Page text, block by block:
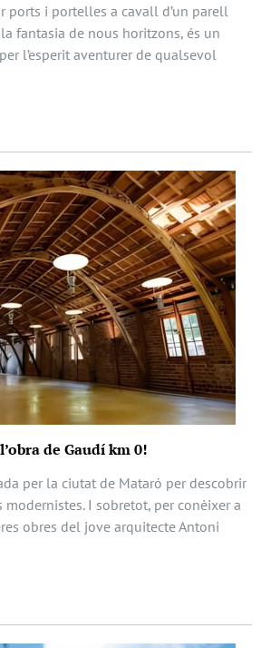
ports i portelles a cavall d’un parell
fantasia de nous horitzons, és un
l’esperit aventurer de qualsevol
de Gaudí km 0!
per la ciutat de Mataró per descobrir
I sobretot, per conèixer a
obres del jove arquitecte Antoni